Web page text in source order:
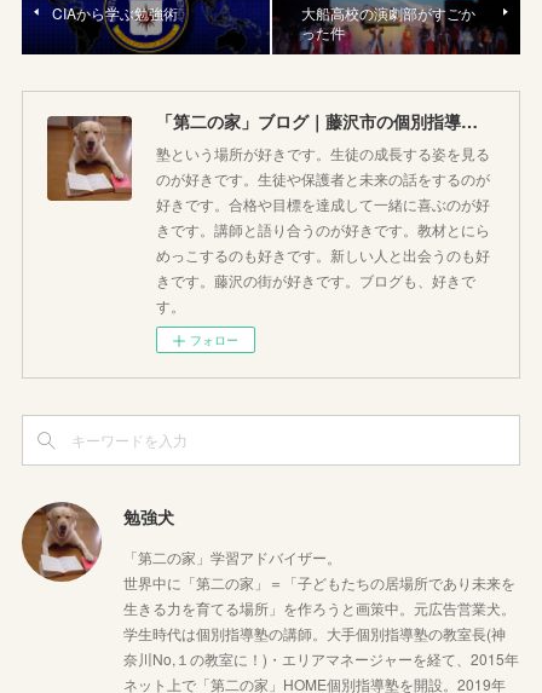
CIAから学ぶ勉強術
大船高校の演劇部がすごか
った件
「第二の家」ブログ｜藤沢市の個別指導塾のお話
塾という場所が好きです。生徒の成長する姿を見る
のが好きです。生徒や保護者と未来の話をするのが
好きです。合格や目標を達成して一緒に喜ぶのが好
きです。講師と語り合うのが好きです。教材とにら
めっこするのも好きです。新しい人と出会うのも好
きです。藤沢の街が好きです。ブログも、好きで
す。
フォロー
勉強犬
「第二の家」学習アドバイザー。
世界中に「第二の家」＝「子どもたちの居場所であり未来を
生きる力を育てる場所」を作ろうと画策中。元広告営業犬。
学生時代は個別指導塾の講師。大手個別指導塾の教室長(神
奈川No,１の教室に！)・エリアマネージャーを経て、2015年
ネット上で「第二の家」HOME個別指導塾を開設。2019年